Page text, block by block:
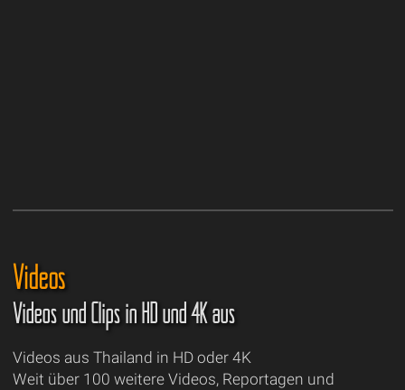
Videos
Videos und Clips in HD und 4K aus
Videos aus Thailand in HD oder 4K
Weit über 100 weitere Videos, Reportagen und